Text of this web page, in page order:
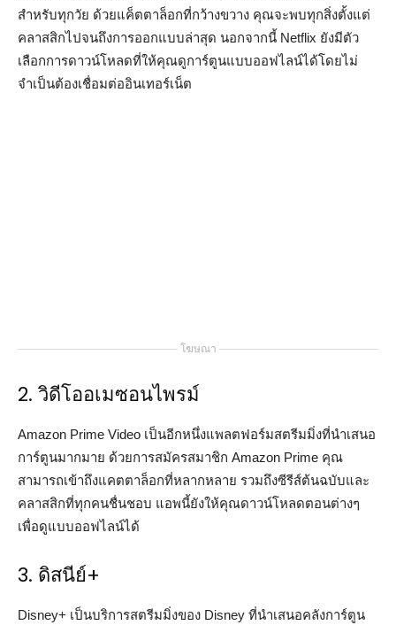
สำหรับทุกวัย ด้วยแค็ตตาล็อกที่กว้างขวาง คุณจะพบทุกสิ่งตั้งแต่
คลาสสิกไปจนถึงการออกแบบล่าสุด นอกจากนี้ Netflix ยังมีตัว
เลือกการดาวน์โหลดที่ให้คุณดูการ์ตูนแบบออฟไลน์ได้โดยไม่
จำเป็นต้องเชื่อมต่ออินเทอร์เน็ต
โฆษณา
2. วิดีโออเมซอนไพรม์
Amazon Prime Video เป็นอีกหนึ่งแพลตฟอร์มสตรีมมิ่งที่นำเสนอ
การ์ตูนมากมาย ด้วยการสมัครสมาชิก Amazon Prime คุณ
สามารถเข้าถึงแคตตาล็อกที่หลากหลาย รวมถึงซีรีส์ต้นฉบับและ
คลาสสิกที่ทุกคนชื่นชอบ แอพนี้ยังให้คุณดาวน์โหลดตอนต่างๆ
เพื่อดูแบบออฟไลน์ได้
3. ดิสนีย์+
Disney+ เป็นบริการสตรีมมิ่งของ Disney ที่นำเสนอคลังการ์ตูน